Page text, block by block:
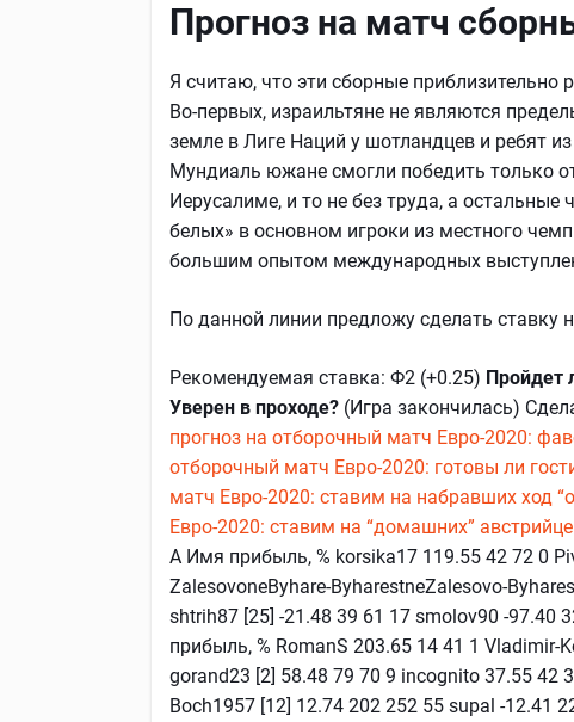
Прогноз на матч
Я считаю, что эти сборные
Во-первых, израильтяне не являются
земле в Лиге Наций у шотландцев и ребят
Мундиаль южане смогли победить только
Иерусалиме, и то не без труда, а остальные
белых» в основном игроки из местного
большим опытом международных
По данной линии предложу сделать ставку
Рекомендуемая ставка: Ф2 (+0.25) Пройдет
Уверен в проходе? (Игра закончилась)
прогноз на отборочный матч Евро-2020:
отборочный матч Евро-2020: готовы ли
матч Евро-2020: ставим на набравших ход
Евро-2020: ставим на “домашних”
А Имя прибыль, % korsika17 119.55 42 72 0
ZalesovoneByhare-ByharestneZalesovo-
shtrih87 [25] -21.48 39 61 17 smolov90 -97.40
прибыль, % RomanS 203.65 14 41 1 Vladimir-
gorand23 [2] 58.48 79 70 9 incognito 37.55 42
Boch1957 [12] 12.74 202 252 55 supal -12.41